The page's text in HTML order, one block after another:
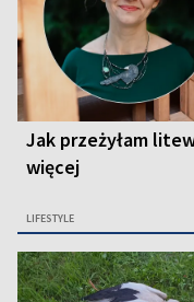
Jak przeżyłam
więcej
LIFESTYLE